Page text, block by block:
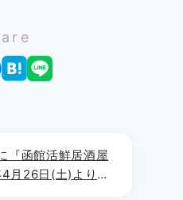
『函館活鮮居酒屋
月26日(土)より